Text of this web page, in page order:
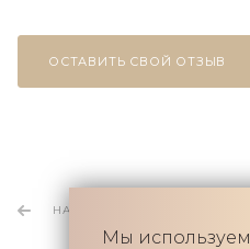
ОСТАВИТЬ СВОЙ ОТЗЫВ
НАЗАД К СПИСКУ
Мы используем